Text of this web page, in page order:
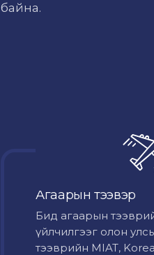
байна.
Агаарын тээвэр
Бид агаарын
үйлчилгээг олон
тээврийн MIAT,